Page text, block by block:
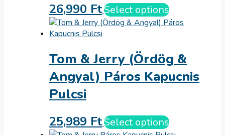
26,990 FtSelect options
Tom & Jerry (Ördög &
Angyal) Páros Kapucnis
Pulcsi
25,989 FtSelect options